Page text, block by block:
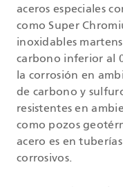
aceros especiales
como Super
inoxidables
carbono inferior al
la corrosión en
de carbono y
resistentes en
como pozos
acero es en
corrosivos.